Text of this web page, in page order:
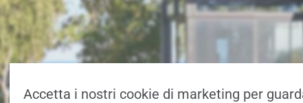
Accetta i nostri cookie di marketing per